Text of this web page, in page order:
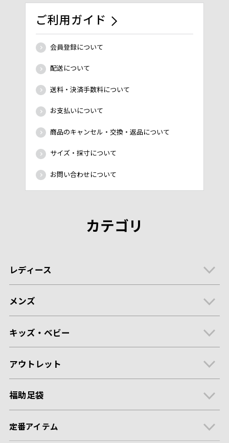
ご利用ガイド
会員登録について
配送について
送料・決済手数料について
お支払いについて
商品のキャンセル・交換・返品について
サイズ・採寸について
お問い合わせについて
カテゴリ
レディース
メンズ
キッズ・ベビー
アウトレット
福助足袋
定番アイテム